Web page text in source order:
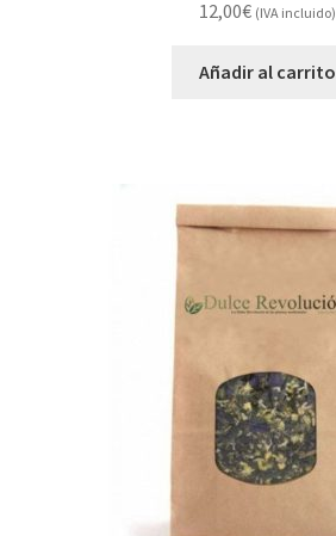
12,00€ (IVA incluido)
Añadir al carrito